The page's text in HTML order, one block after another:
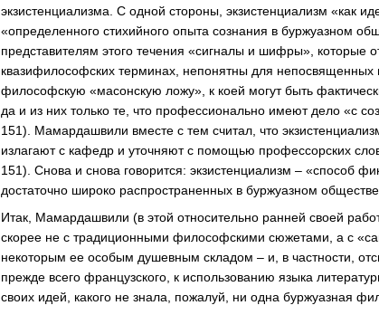
экзистенциализма. С одной стороны, экзистенциализм «как
«определенного стихийного опыта сознания в буржуазном
представителям этого течения «сигналы и шифры», которые
квазифилософских терминах, непонятны для непосвященных
философскую «масонскую ложу», к коей могут быть
да и из них только те, что профессионально имеют дело «с
151). Мамардашвили вместе с тем считал, что
излагают с кафедр и уточняют с помощью профессорских
151). Снова и снова говорится: экзистенциализм – «способ
достаточно широко распространенных в буржуазном
Итак, Мамардашвили (в этой относительно ранней своей
скорее не с традиционными философскими сюжетами, а с
некоторым ее особым душевным складом – и, в частности,
прежде всего французского, к использованию языка
своих идей, какого не знала, пожалуй, ни одна буржуазная